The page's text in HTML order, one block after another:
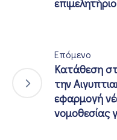
Επόμενο
Κατάθεση
την
εφαρμογή
νομοθεσίας